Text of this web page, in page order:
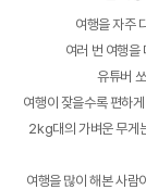
여행을 자주
여러 번 여행을
유튜버
여행이 잦을수록 편하
2kg대의 가벼운 무게
여행을 많이 해본 사람